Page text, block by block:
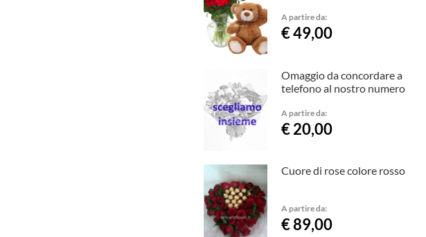
A partire da:
€ 49,00
Omaggio da concordare a
telefono al nostro numero
A partire da:
€ 20,00
Cuore di rose colore rosso
A partire da:
€ 89,00